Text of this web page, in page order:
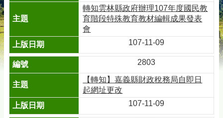
轉知雲林縣政府辦理107年度國民教
育階段特殊教育教材編輯成果發表
會
107-11-09
2803
【轉知】嘉義縣財政稅務局自即日
起網址更改
107-11-09